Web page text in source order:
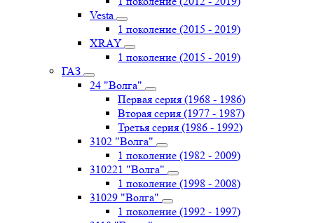
Vesta
1 поколение (2015 - 2019)
XRAY
1 поколение (2015 - 2019)
ГАЗ
24 "Волга"
Первая серия (1968 - 1986)
Вторая серия (1977 - 1987)
Третья серия (1986 - 1992)
3102 "Волга"
1 поколение (1982 - 2009)
310221 "Волга"
1 поколение (1998 - 2008)
31029 "Волга"
1 поколение (1992 - 1997)